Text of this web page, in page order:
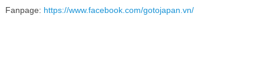
Fanpage: https://www.facebook.com/gotojapan.vn/